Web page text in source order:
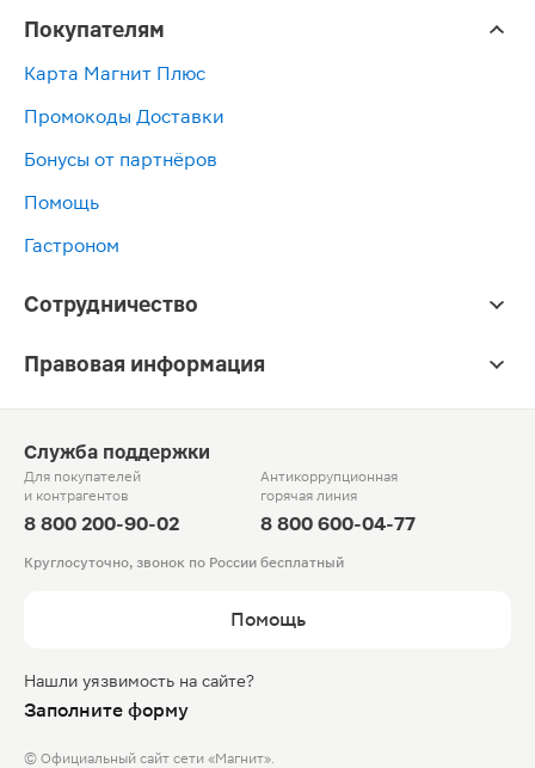
Покупателям
Карта Магнит Плюс
Промокоды Доставки
Бонусы от партнёров
Помощь
Гастроном
Сотрудничество
Правовая информация
Служба поддержки
Для покупателей
и контрагентов
8 800 200-90-02
Антикоррупционная
горячая линия
8 800 600-04-77
Круглосуточно, звонок по России бесплатный
Помощь
Нашли уязвимость на сайте?
Заполните форму
© Официальный сайт сети «Магнит».